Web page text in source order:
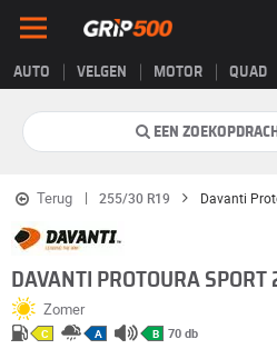
AUTO VELGEN MOTOR QUAD
EEN
Terug 255/30 R19 Davanti
DAVANTI PROTOURA
Zomer
C A B 70 db